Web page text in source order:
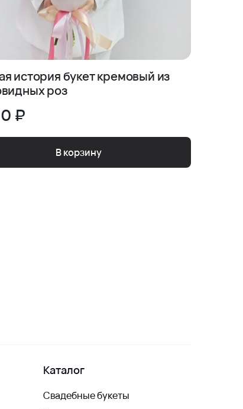
история букет кремовый из
роз
₽
В корзину
Каталог
Свадебные букеты